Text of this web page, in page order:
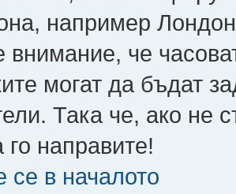
например
внимание, че
могат да бъдат
Така че, ако не
направите!
се в началото